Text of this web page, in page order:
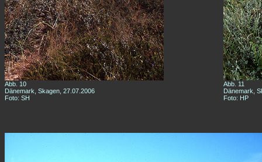
Abb. 10
Dänemark, Skagen, 27.07.2006
Foto: SH
Abb. 11
Dänemark,
Foto: HP